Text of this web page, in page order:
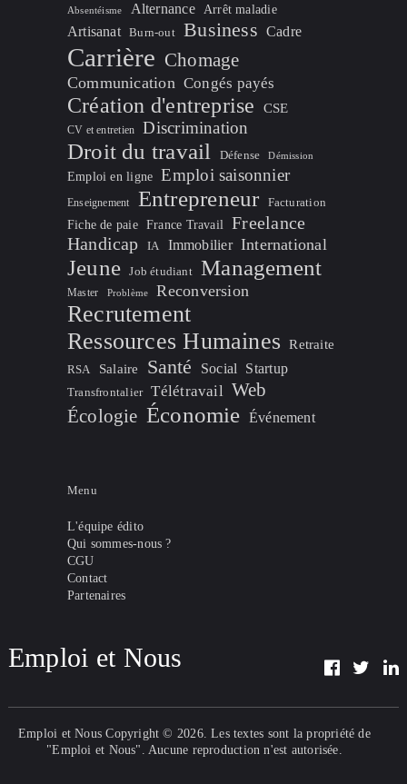
Absentéisme Alternance Arrêt maladie
Artisanat Burn-out Business Cadre
Carrière Chomage
Communication Congés payés
Création d'entreprise CSE
CV et entretien Discrimination
Droit du travail Défense Démission
Emploi en ligne Emploi saisonnier
Enseignement Entrepreneur Facturation
Fiche de paie France Travail Freelance
Handicap
IA Immobilier International
Jeune Job étudiant Management
Master Problème Reconversion
Recrutement
Ressources Humaines Retraite
RSA Salaire Santé Social Startup
Transfrontalier Télétravail Web
Écologie Économie Événement
Menu
L'équipe édito
Qui sommes-nous ?
CGU
Contact
Partenaires
Emploi et Nous
Emploi et Nous Copyright © 2026. Les textes sont la propriété de
"Emploi et Nous". Aucune reproduction n'est autorisée.